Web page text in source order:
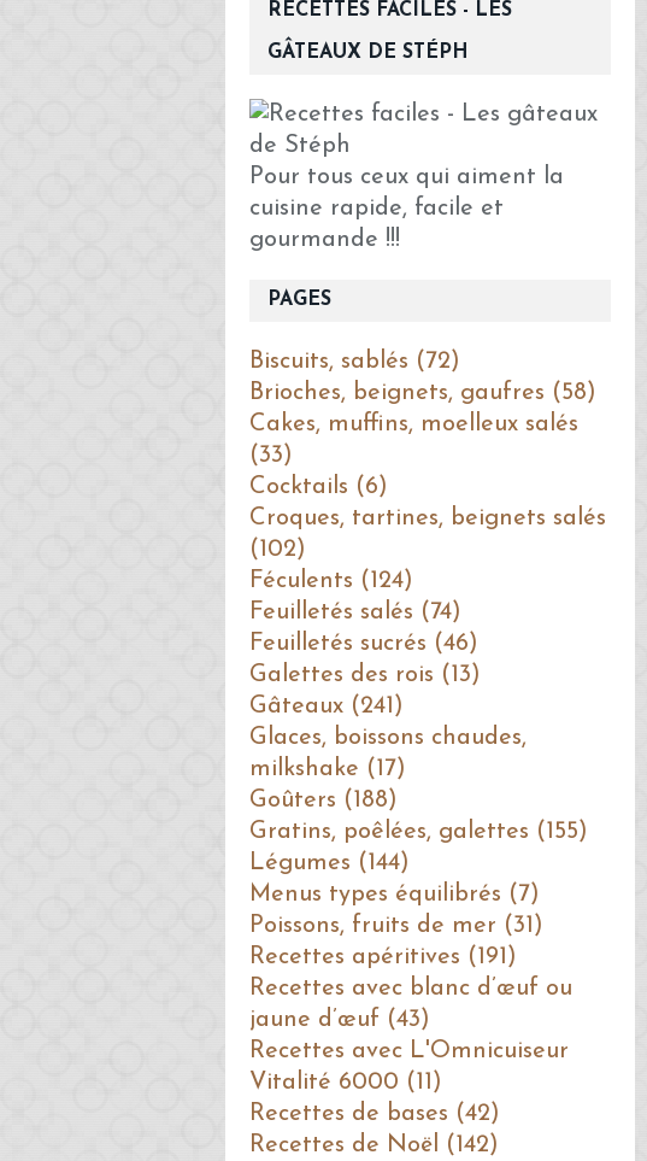
RECETTES FACILES - LES
GÂTEAUX DE STÉPH
Pour tous ceux qui aiment la
cuisine rapide, facile et
gourmande !!!
PAGES
Biscuits, sablés (72)
Brioches, beignets, gaufres (58)
Cakes, muffins, moelleux salés
(33)
Cocktails (6)
Croques, tartines, beignets salés
(102)
Féculents (124)
Feuilletés salés (74)
Feuilletés sucrés (46)
Galettes des rois (13)
Gâteaux (241)
Glaces, boissons chaudes,
milkshake (17)
Goûters (188)
Gratins, poêlées, galettes (155)
Légumes (144)
Menus types équilibrés (7)
Poissons, fruits de mer (31)
Recettes apéritives (191)
Recettes avec blanc d’œuf ou
jaune d’œuf (43)
Recettes avec L'Omnicuiseur
Vitalité 6000 (11)
Recettes de bases (42)
Recettes de Noël (142)